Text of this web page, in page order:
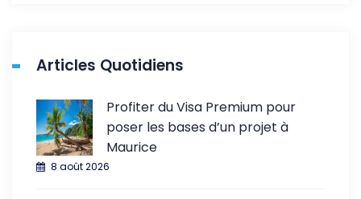
Articles Quotidiens
Profiter du Visa Premium pour
poser les bases d’un projet à
Maurice
8 août 2026